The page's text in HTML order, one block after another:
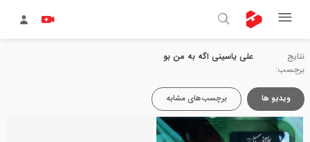
نتایج
برچسب:
علی یاسینی اگه به من بو
ویدیو ها برچسب‌های مشابه